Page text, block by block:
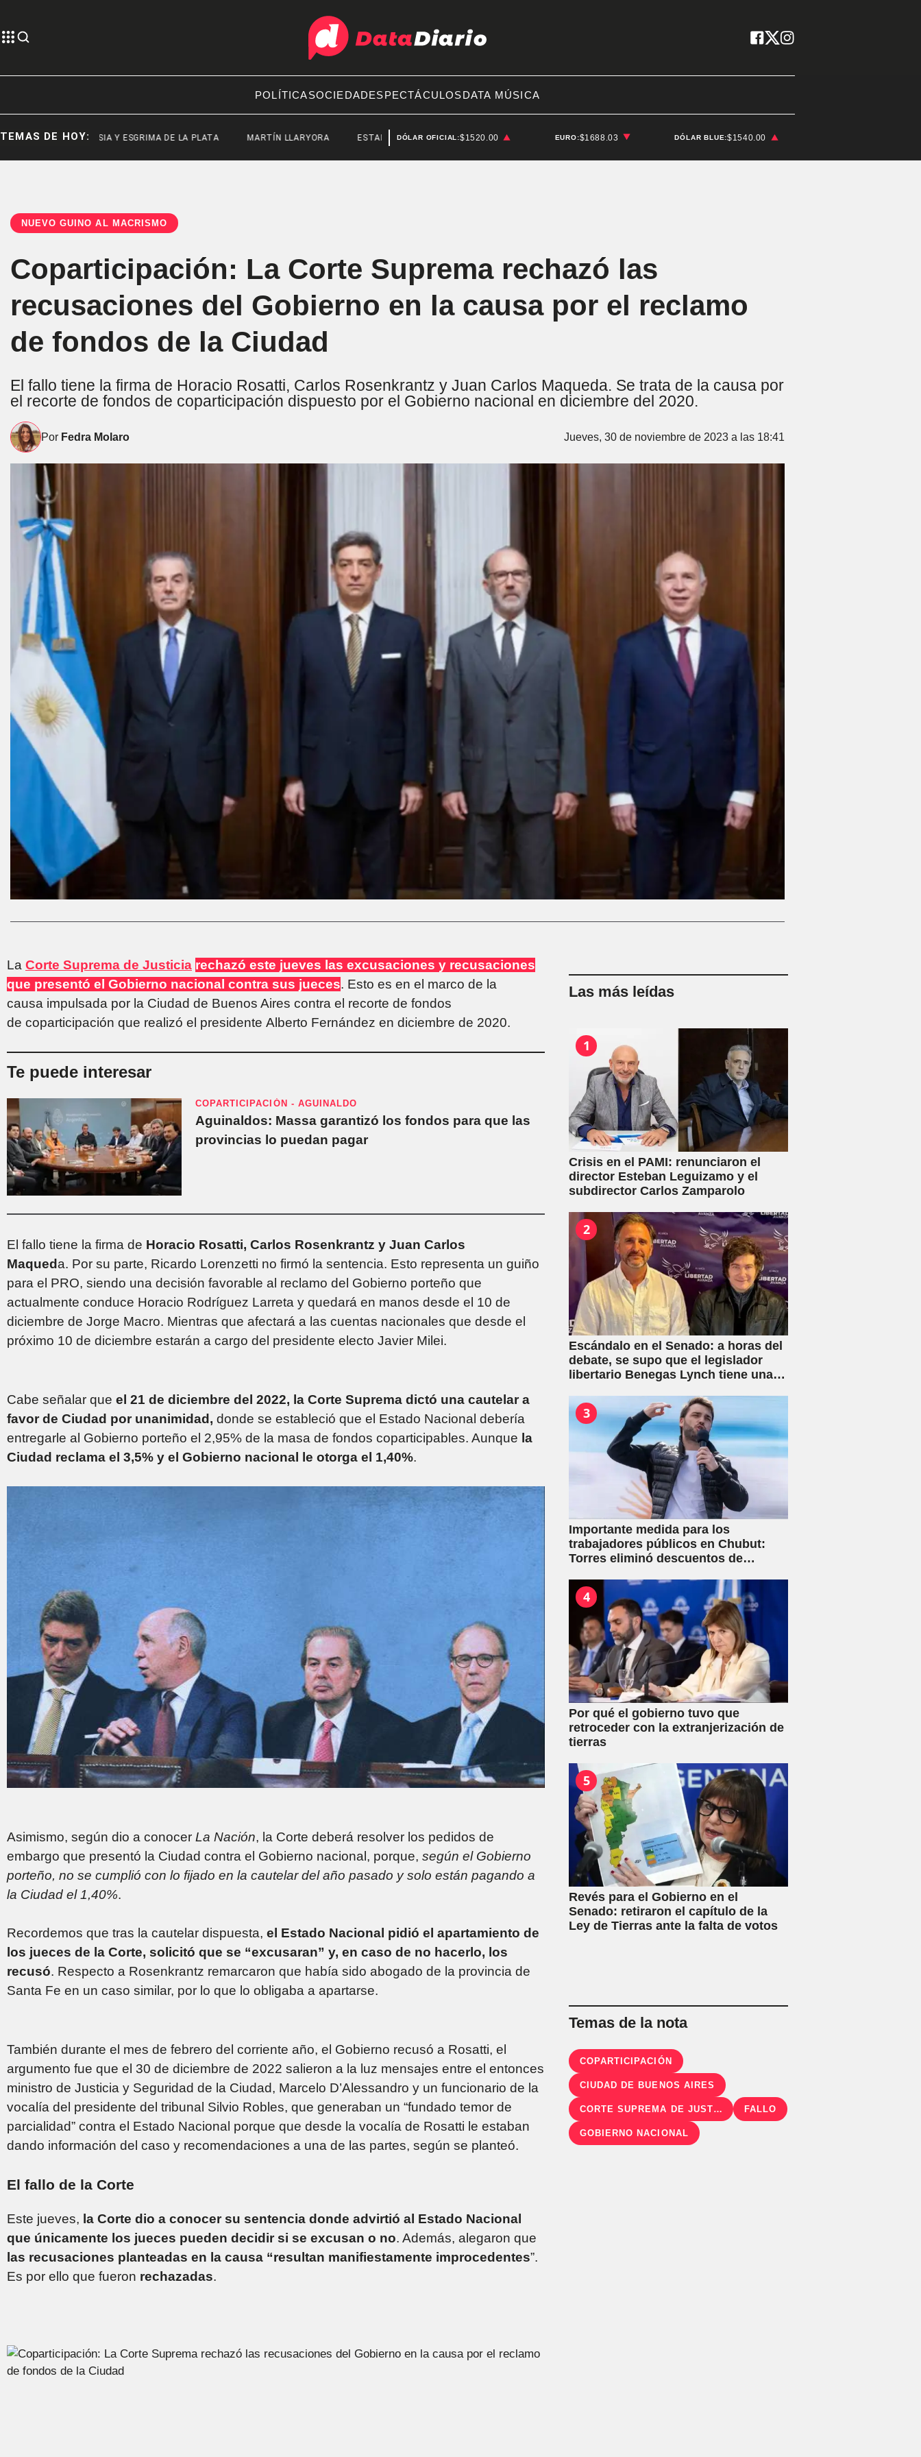
POLÍTICASOCIEDADESPECTÁCULOSDATA MÚSICA
TEMAS DE HOY:
GIMANSIA Y ESGRIMA DE LA PLATA MARTÍN LLARYORA ESTADIO MARIO ALBERTO KEMPES
DÓLAR OFICIAL:$1520.00 EURO:$1688.03 DÓLAR BLUE:$1540.00
NUEVO GUIÑO AL MACRISMO
Coparticipación: La Corte Suprema rechazó las
recusaciones del Gobierno en la causa por el reclamo
de fondos de la Ciudad
El fallo tiene la firma de Horacio Rosatti, Carlos Rosenkrantz y Juan Carlos Maqueda. Se trata de la causa por
el recorte de fondos de coparticipación dispuesto por el Gobierno nacional en diciembre del 2020.
Por Fedra Molaro Jueves, 30 de noviembre de 2023 a las 18:41
La Corte Suprema de Justicia rechazó este jueves las excusaciones y recusaciones
que presentó el Gobierno nacional contra sus jueces. Esto es en el marco de la
causa impulsada por la Ciudad de Buenos Aires contra el recorte de fondos
de coparticipación que realizó el presidente Alberto Fernández en diciembre de 2020.
Te puede interesar
COPARTICIPACIÓN - AGUINALDO
Aguinaldos: Massa garantizó los fondos para que las
provincias lo puedan pagar
El fallo tiene la firma de Horacio Rosatti, Carlos Rosenkrantz y Juan Carlos
Maqueda. Por su parte, Ricardo Lorenzetti no firmó la sentencia. Esto representa un guiño
para el PRO, siendo una decisión favorable al reclamo del Gobierno porteño que
actualmente conduce Horacio Rodríguez Larreta y quedará en manos desde el 10 de
diciembre de Jorge Macro. Mientras que afectará a las cuentas nacionales que desde el
próximo 10 de diciembre estarán a cargo del presidente electo Javier Milei.
Cabe señalar que el 21 de diciembre del 2022, la Corte Suprema dictó una cautelar a
favor de Ciudad por unanimidad, donde se estableció que el Estado Nacional debería
entregarle al Gobierno porteño el 2,95% de la masa de fondos coparticipables. Aunque la
Ciudad reclama el 3,5% y el Gobierno nacional le otorga el 1,40%.
Asimismo, según dio a conocer La Nación, la Corte deberá resolver los pedidos de
embargo que presentó la Ciudad contra el Gobierno nacional, porque, según el Gobierno
porteño, no se cumplió con lo fijado en la cautelar del año pasado y solo están pagando a
la Ciudad el 1,40%.
Recordemos que tras la cautelar dispuesta, el Estado Nacional pidió el apartamiento de
los jueces de la Corte, solicitó que se “excusaran” y, en caso de no hacerlo, los
recusó. Respecto a Rosenkrantz remarcaron que había sido abogado de la provincia de
Santa Fe en un caso similar, por lo que lo obligaba a apartarse.
También durante el mes de febrero del corriente año, el Gobierno recusó a Rosatti, el
argumento fue que el 30 de diciembre de 2022 salieron a la luz mensajes entre el entonces
ministro de Justicia y Seguridad de la Ciudad, Marcelo D’Alessandro y un funcionario de la
vocalía del presidente del tribunal Silvio Robles, que generaban un “fundado temor de
parcialidad” contra el Estado Nacional porque que desde la vocalía de Rosatti le estaban
dando información del caso y recomendaciones a una de las partes, según se planteó.
El fallo de la Corte
Este jueves, la Corte dio a conocer su sentencia donde advirtió al Estado Nacional
que únicamente los jueces pueden decidir si se excusan o no. Además, alegaron que
las recusaciones planteadas en la causa “resultan manifiestamente improcedentes”.
Es por ello que fueron rechazadas.
Las más leídas
1
Crisis en el PAMI: renunciaron el
director Esteban Leguizamo y el
subdirector Carlos Zamparolo
2
Escándalo en el Senado: a horas del
debate, se supo que el legislador
libertario Benegas Lynch tiene una
venta de tierras a extranjeros
3
Importante medida para los
trabajadores públicos en Chubut:
Torres eliminó descuentos de
4
Por qué el gobierno tuvo que
retroceder con la extranjerización de
tierras
5
Revés para el Gobierno en el
Senado: retiraron el capítulo de la
Ley de Tierras ante la falta de votos
Temas de la nota
COPARTICIPACIÓN
CIUDAD DE BUENOS AIRES
CORTE SUPREMA DE JUSTICIA FALLO
GOBIERNO NACIONAL